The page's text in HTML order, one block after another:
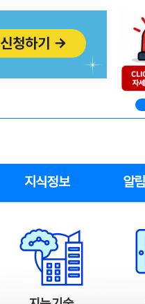
지식정보 알